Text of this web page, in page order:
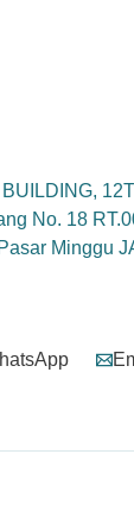
No. 18
Minggu